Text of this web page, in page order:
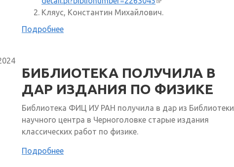
Кляус, Константин Михайлович.
Подробнее
БИБЛИОТЕКА ПОЛУЧИЛА В
ДАР ИЗДАНИЯ ПО ФИЗИКЕ
Библиотека ФИЦ ИУ РАН получила в дар из Библиотеки
научного центра в Черноголовке старые издания
классических работ по физике.
Подробнее